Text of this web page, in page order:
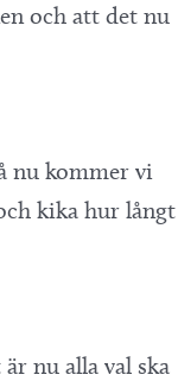
och att det nu
nu kommer vi
kika hur långt
nu alla val ska